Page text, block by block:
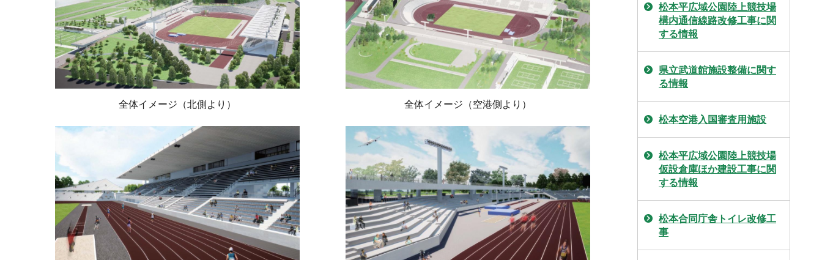
全体イメージ（北側より） 全体イメージ（空港側より）
松本平広域公園陸上競技場
構内通信線路改修工事に関
する情報
県立武道館施設整備に関す
る情報
松本空港入国審査用施設
松本平広域公園陸上競技場
仮設倉庫ほか建設工事に関
する情報
松本合同庁舎トイレ改修工
事